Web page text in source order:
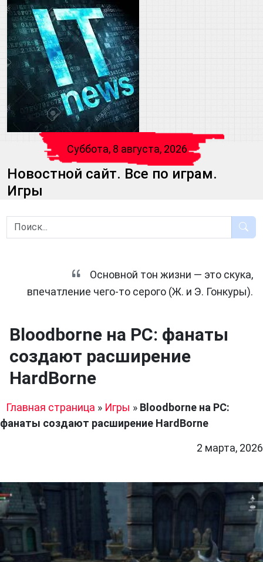
Суббота, 8 августа, 2026
Новостной сайт. Все по играм.
Игры
Основной тон жизни — это скука,
впечатление чего-то серого (Ж. и Э. Гонкуры).
Bloodborne на PC: фанаты
создают расширение
HardBorne
Главная страница » Игры » Bloodborne на PC:
фанаты создают расширение HardBorne
2 марта, 2026